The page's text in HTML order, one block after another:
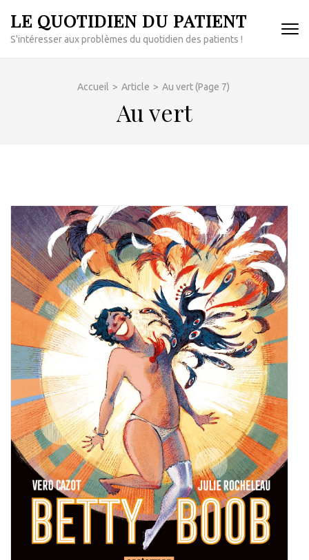
au
contenu
LE QUOTIDIEN DU PATIENT
S'intéresser aux problèmes du quotidien des patients !
Accueil > Article > Au vert(Page 7)
Au vert